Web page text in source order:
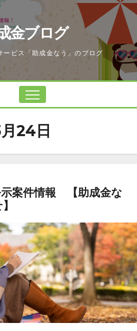
金ブログ
ービス「助成金なう」のブログ
24日
案件情報 【助成金な